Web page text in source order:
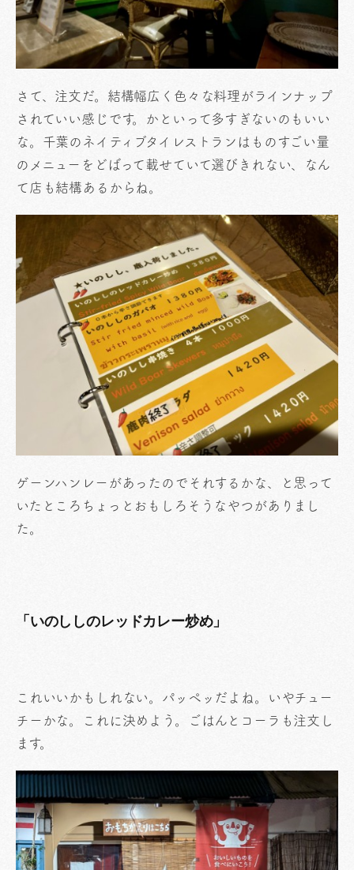
さて、注文だ。結構幅広く色々な料理がラインナップ
されていい感じです。かといって多すぎないのもいい
な。千葉のネイティブタイレストランはものすごい量
のメニューをどばって載せていて選びきれない、なん
て店も結構あるからね。
ゲーンハンレーがあったのでそれするかな、と思って
いたところちょっとおもしろそうなやつがありまし
た。
「いのししのレッドカレー炒め」
これいいかもしれない。パッペッだよね。いやチュー
チーかな。これに決めよう。ごはんとコーラも注文し
ます。